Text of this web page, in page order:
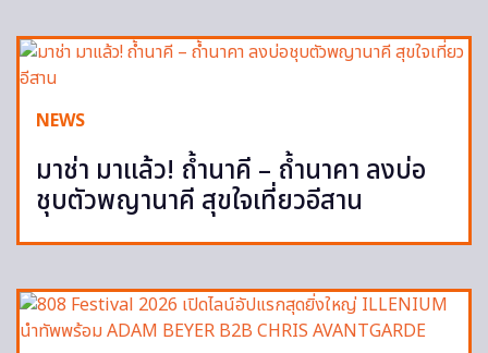
NEWS
มาช่า มาแล้ว! ถ้ำนาคี – ถ้ำนาคา ลงบ่อ
ชุบตัวพญานาคี สุขใจเที่ยวอีสาน